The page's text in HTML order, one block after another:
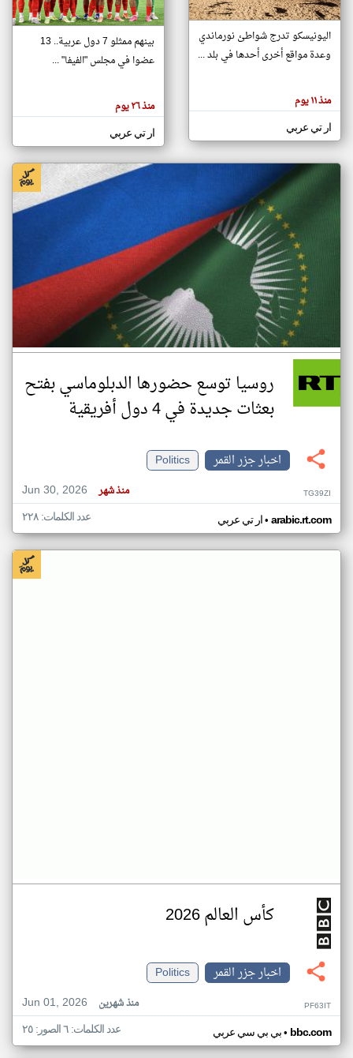
تغيير الدولة
اخبار جزر القمر على مدار الساعة
أهم اخبار جزر القمر العاجلة والمباشرة
هنا عن
وجهة
كاتبيها.
اليونيسكو تدرج شواطئ نورماندي
وعدة مواقع أخرى أحدها في بلد ...
منذ ١١ يوم
ار تي عربي
بينهم ممثلو 7 دول عربية.. 13
عضوا في مجلس "الفيفا" ...
منذ ٢٦ يوم
ار تي عربي
روسيا توسع حضورها الدبلوماسي بفتح
بعثات جديدة في 4 دول أفريقية
اخبار جزر القمر
Politics
Jun 30, 2026
منذ شهر TG39ZI
ار تي عربي• arabic.rt.com عدد الكلمات: ٢٢٨
كأس العالم 2026
اخبار جزر القمر
Politics
Jun 01, 2026
منذ شهرين PF63IT
بي بي سي عربي• bbc.com عدد الكلمات: ٦ الصور: ٢٥
klyoum.com